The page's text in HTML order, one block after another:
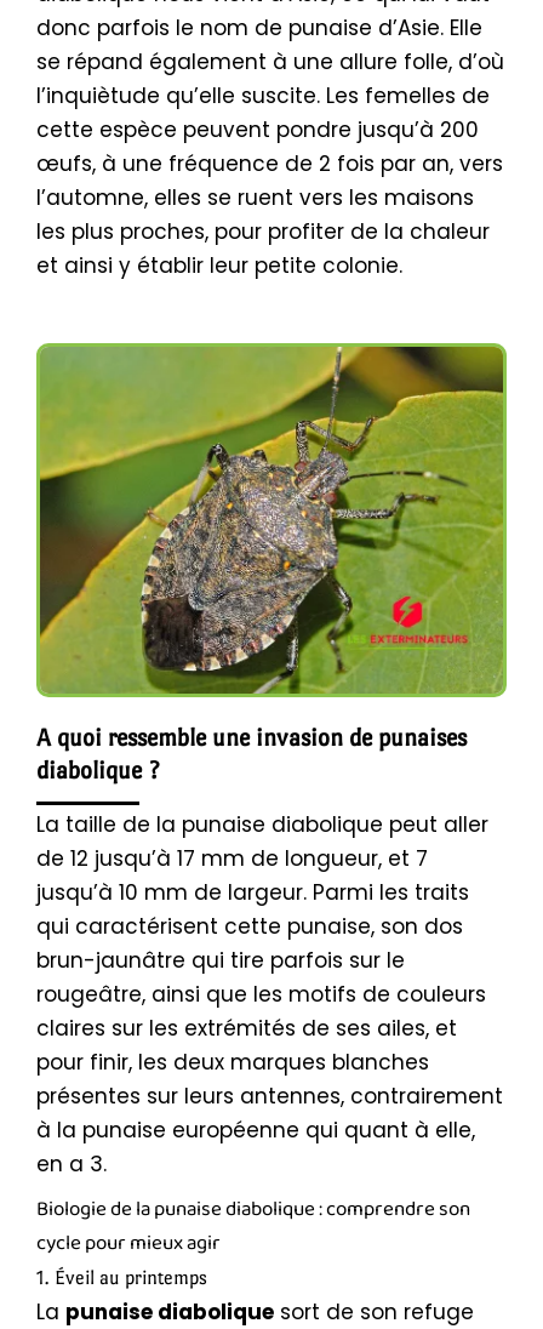
donc parfois le nom de punaise d’Asie. Elle
se répand également à une allure folle, d’où
l’inquiètude qu’elle suscite. Les femelles de
cette espèce peuvent pondre jusqu’à 200
œufs, à une fréquence de 2 fois par an, vers
l’automne, elles se ruent vers les maisons
les plus proches, pour profiter de la chaleur
et ainsi y établir leur petite colonie.
A quoi ressemble une invasion de punaises
diabolique ?
La taille de la punaise diabolique peut aller
de 12 jusqu’à 17 mm de longueur, et 7
jusqu’à 10 mm de largeur. Parmi les traits
qui caractérisent cette punaise, son dos
brun-jaunâtre qui tire parfois sur le
rougeâtre, ainsi que les motifs de couleurs
claires sur les extrémités de ses ailes, et
pour finir, les deux marques blanches
présentes sur leurs antennes, contrairement
à la punaise européenne qui quant à elle,
en a 3.
Biologie de la punaise diabolique : comprendre son
cycle pour mieux agir
1. Éveil au printemps
La punaise diabolique sort de son refuge